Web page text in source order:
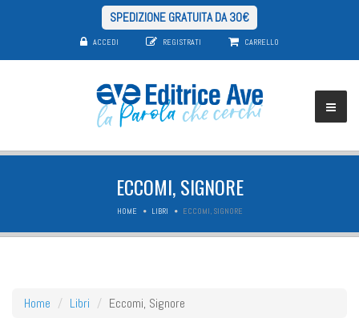
SPEDIZIONE GRATUITA DA 30€
ACCEDI REGISTRATI CARRELLO
ECCOMI, SIGNORE
HOME LIBRI ECCOMI, SIGNORE
Home Libri Eccomi, Signore